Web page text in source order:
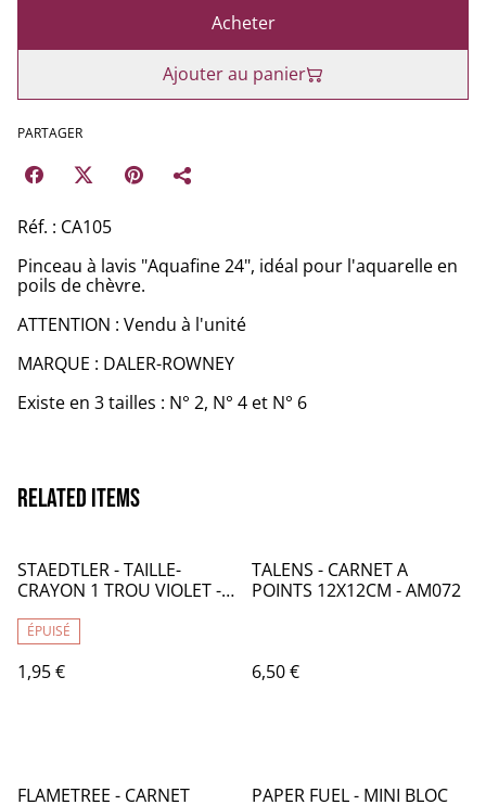
Acheter
Ajouter au panier
PARTAGER
Réf. : CA105
Pinceau à lavis "Aquafine 24", idéal pour l'aquarelle en
poils de chèvre.
ATTENTION : Vendu à l'unité
MARQUE : DALER-ROWNEY
Existe en 3 tailles : N° 2, N° 4 et N° 6
Related items
STAEDTLER - TAILLE-
CRAYON 1 TROU VIOLET -
ÉPUISÉ
1,95 €
TALENS - CARNET A
POINTS 12X12CM - AM072
6,50 €
FLAMETREE - CARNET
PAPER FUEL - MINI BLOC